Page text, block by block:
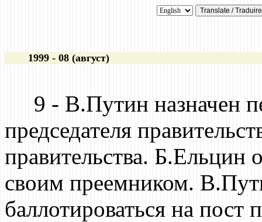
1999 - 08 (август)
9 - В.Путин назначен
председателя
правительства. Б.Ельцин
своим преемником.
баллотироваться на пост